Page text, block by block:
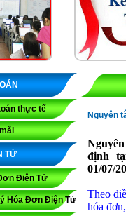
thực tế
TỬ
Điện Tử
Hóa Đơn Điện Tử
Nguyên
định
01/07/
Theo
hóa